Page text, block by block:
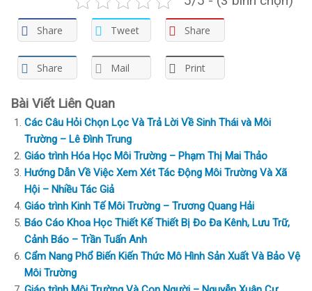
Share Tweet Share
Share Mail Print
Bài Viết Liên Quan
Các Câu Hỏi Chọn Lọc Và Trả Lời Về Sinh Thái và Môi
Trường – Lê Đình Trung
Giáo trình Hóa Học Môi Trường – Phạm Thị Mai Thảo
Hướng Dẫn Về Việc Xem Xét Tác Động Môi Trường Và Xã
Hội – Nhiều Tác Giả
Giáo trình Kinh Tế Môi Trường – Trương Quang Hải
Báo Cáo Khoa Học Thiết Kế Thiết Bị Đo Đa Kênh, Lưu Trữ,
Cảnh Báo – Trần Tuấn Anh
Cẩm Nang Phổ Biến Kiến Thức Mô Hình Sản Xuất Và Bảo Vệ
Môi Trường